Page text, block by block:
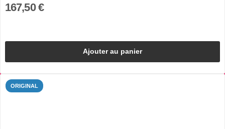
167,50 €
Ajouter au panier
ORIGINAL